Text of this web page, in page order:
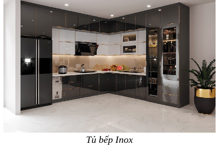
Tủ bếp Inox